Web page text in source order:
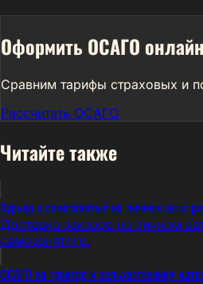
Оформить ОСАГО онлайн
Сравним тарифы страховых и
Рассчитать ОСАГО
Читайте также
Курьер и самозанятый на личном авто:
Доставка заказов на личном
самозанятого.
ОСАГО на трактор и сельхозтехнику: